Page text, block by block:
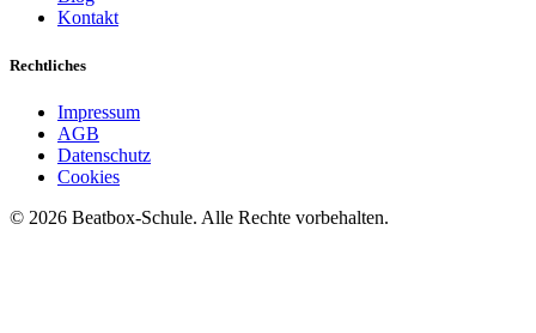
Kontakt
Rechtliches
Impressum
AGB
Datenschutz
Cookies
© 2026 Beatbox-Schule. Alle Rechte vorbehalten.